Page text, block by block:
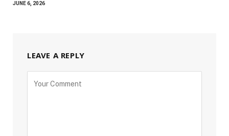
JUNE 6, 2026
LEAVE A REPLY